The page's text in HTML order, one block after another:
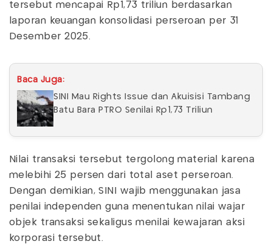
tersebut mencapai Rp1,73 triliun berdasarkan
laporan keuangan konsolidasi perseroan per 31
Desember 2025.
Baca Juga:
SINI Mau Rights Issue dan Akuisisi Tambang
Batu Bara PTRO Senilai Rp1,73 Triliun
Nilai transaksi tersebut tergolong material karena
melebihi 25 persen dari total aset perseroan.
Dengan demikian, SINI wajib menggunakan jasa
penilai independen guna menentukan nilai wajar
objek transaksi sekaligus menilai kewajaran aksi
korporasi tersebut.